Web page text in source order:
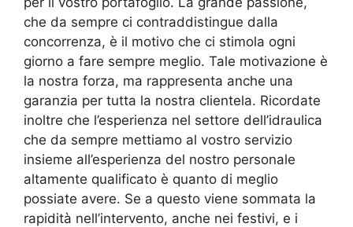
che da sempre ci contraddistingue dalla
concorrenza, è il motivo che ci stimola ogni
giorno a fare sempre meglio. Tale motivazione è
la nostra forza, ma rappresenta anche una
garanzia per tutta la nostra clientela. Ricordate
inoltre che l’esperienza nel settore dell’idraulica
che da sempre mettiamo al vostro servizio
insieme all’esperienza del nostro personale
altamente qualificato è quanto di meglio
possiate avere. Se a questo viene sommata la
rapidità nell’intervento, anche nei festivi, e i